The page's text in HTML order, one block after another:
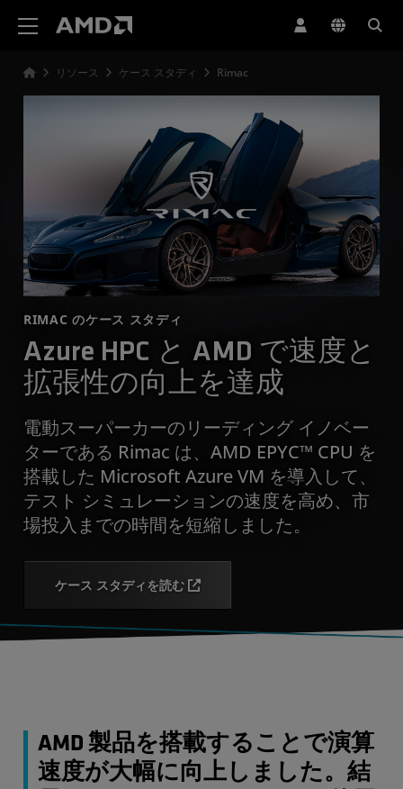
リソース ケース スタディ Rimac
RIMAC のケース スタディ
Azure HPC と AMD で速度と
拡張性の向上を達成
電動スーパーカーのリーディング イノベー
ターである Rimac は、AMD EPYC™ CPU を
搭載した Microsoft Azure VM を導入して、
テスト シミュレーションの速度を高め、市
場投入までの時間を短縮しました。
ケース スタディを読む
AMD 製品を搭載することで演算
速度が大幅に向上しました。結